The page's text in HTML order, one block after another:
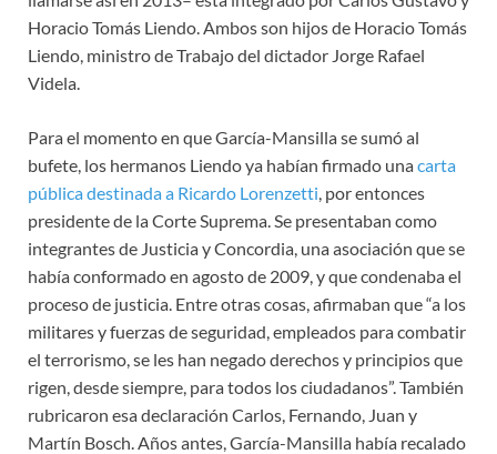
Horacio Tomás Liendo. Ambos son hijos de Horacio Tomás
Liendo, ministro de Trabajo del dictador Jorge Rafael
Videla.
Para el momento en que García-Mansilla se sumó al
bufete, los hermanos Liendo ya habían firmado unacarta
pública destinada a Ricardo Lorenzetti, por entonces
presidente de la Corte Suprema. Se presentaban como
integrantes de Justicia y Concordia, una asociación que se
había conformado en agosto de 2009, y que condenaba el
proceso de justicia. Entre otras cosas, afirmaban que “a los
militares y fuerzas de seguridad, empleados para combatir
el terrorismo, se les han negado derechos y principios que
rigen, desde siempre, para todos los ciudadanos”. También
rubricaron esa declaración Carlos, Fernando, Juan y
Martín Bosch. Años antes, García-Mansilla había recalado